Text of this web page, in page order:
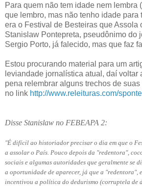
Para quem não tem idade nem lembra
que lembro, mas não tenho idade para
era o Festival de Besteiras que Assola
Stanislaw Pontepreta, pseudônimo do
Sergio Porto, já falecido, mas que faz
Estou procurando material para um
leviandade jornalística atual, daí voltar
pena relembrar alguns trechos de
no link http://www.releituras.com/
Disse Stanislaw no FEBEAPA 2:
"É difícil ao historiador precisar o dia em que o
a assolar o País. Pouco depois da "redentora",
sociais e algumas autoridades que geralmente se
a oportunidade de aparecer, já que a "redentora",
incentivou a política do dedurismo (corruptela de